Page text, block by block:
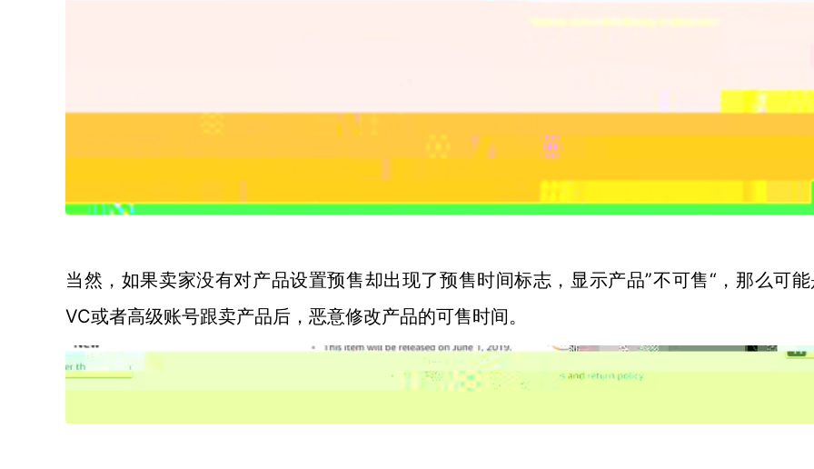
当然，如果卖家没有对产品设置预售却出现了预售时间标志，显示产品”不可售“，那么可
VC或者高级账号跟卖产品后，恶意修改产品的可售时间。